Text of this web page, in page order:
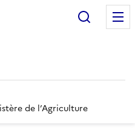
de l’Agriculture